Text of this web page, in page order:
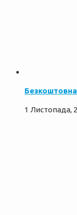
Безкоштовна
1 Листопада,